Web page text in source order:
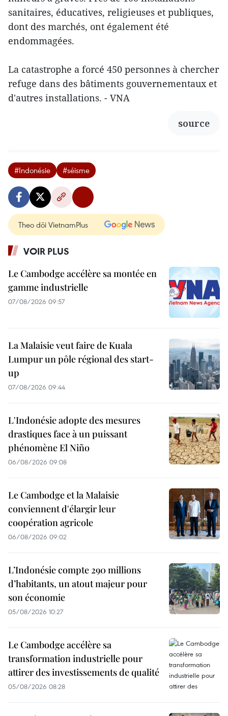
sanitaires, éducatives, religieuses et publiques,
dont des marchés, ont également été
endommagées.
La catastrophe a forcé 450 personnes à chercher
refuge dans des bâtiments gouvernementaux et
d'autres installations. - VNA
source
#Indonésie #séisme
Theo dõi VietnamPlus
VOIR PLUS
Le Cambodge accélère sa montée en
gamme industrielle
07/08/2026 09:57
La Malaisie veut faire de Kuala
Lumpur un pôle régional des start-
up
07/08/2026 09:44
L'Indonésie adopte des mesures
drastiques face à un puissant
phénomène El Niño
06/08/2026 09:08
Le Cambodge et la Malaisie
conviennent d'élargir leur
coopération agricole
06/08/2026 09:02
L’Indonésie compte 290 millions
d’habitants, un atout majeur pour
son économie
05/08/2026 10:27
Le Cambodge accélère sa
transformation industrielle pour
attirer des investissements de qualité
05/08/2026 08:28